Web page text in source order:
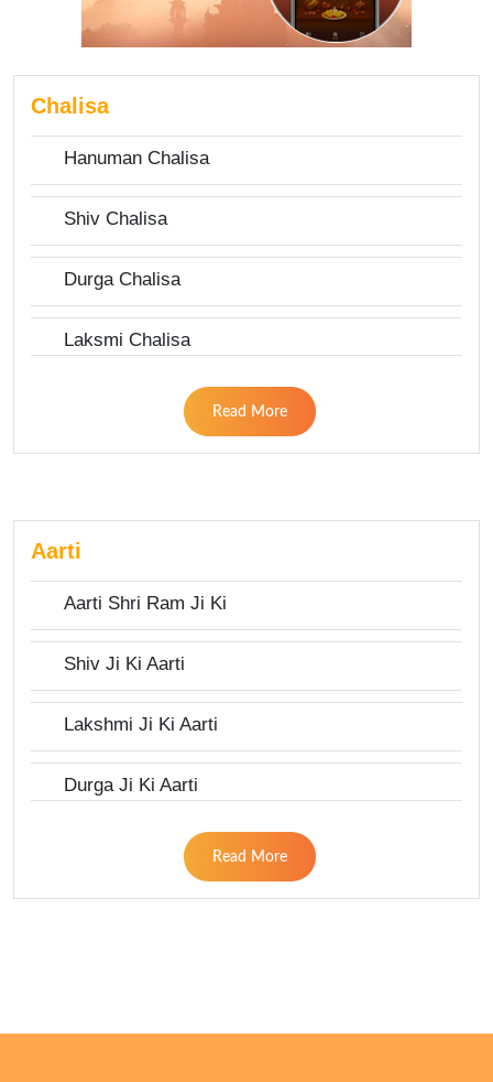
Chalisa
Hanuman Chalisa
Shiv Chalisa
Durga Chalisa
Laksmi Chalisa
Read More
Aarti
Aarti Shri Ram Ji Ki
Shiv Ji Ki Aarti
Lakshmi Ji Ki Aarti
Durga Ji Ki Aarti
Read More